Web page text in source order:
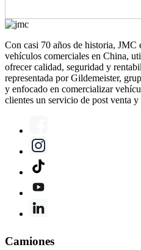
Con casi 70 años de historia, JMC
vehículos comerciales en China,
ofrecer calidad, seguridad y
representada por Gildemeister,
y enfocado en comercializar
clientes un servicio de post venta
Camiones